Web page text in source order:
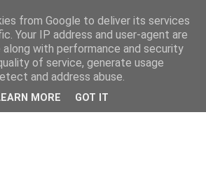
from Google to deliver its services
Your IP address and user-agent are
along with performance and security
of service, generate usage
and address abuse.
MORE GOT IT